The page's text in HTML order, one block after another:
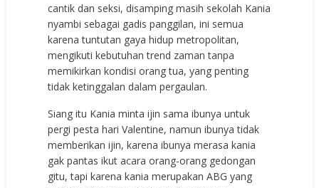
cantik dan seksi, disamping masih sekolah Kania
nyambi sebagai gadis panggilan, ini semua
karena tuntutan gaya hidup metropolitan,
mengikuti kebutuhan trend zaman tanpa
memikirkan kondisi orang tua, yang penting
tidak ketinggalan dalam pergaulan.
Siang itu Kania minta ijin sama ibunya untuk
pergi pesta hari Valentine, namun ibunya tidak
memberikan ijin, karena ibunya merasa kania
gak pantas ikut acara orang-orang gedongan
gitu, tapi karena kania merupakan ABG yang